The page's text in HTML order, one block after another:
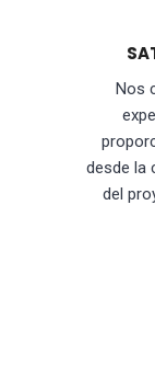
Nos
desde la
del